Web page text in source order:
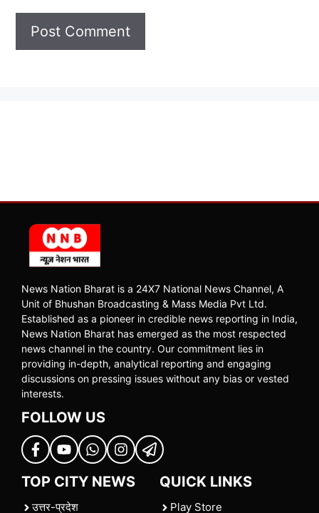
News Nation Bharat is a 24X7 National News Channel, A
Unit of Bhushan Broadcasting & Mass Media Pvt Ltd.
Established as a pioneer in credible news reporting in India,
News Nation Bharat has emerged as the most respected
news channel in the country. Our commitment lies in
providing in-depth, analytical reporting and engaging
discussions on pressing issues without any bias or vested
interests.
FOLLOW US
TOP CITY NEWS
उत्तर-प्रदेश
QUICK LINKS
Play Store